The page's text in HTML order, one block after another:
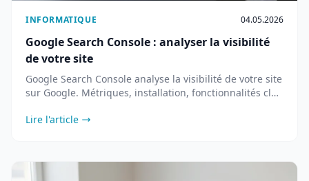
INFORMATIQUE 04.05.2026
Google Search Console : analyser la visibilité
de votre site
Google Search Console analyse la visibilité de votre site
sur Google. Métriques, installation, fonctionnalités clés
Lire l'article